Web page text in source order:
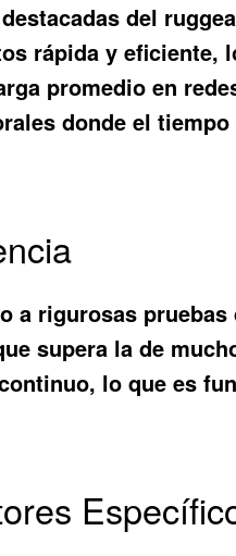
del
rápida y eficiente,
promedio en
donde el tiempo
a rigurosas
supera la de
lo que es